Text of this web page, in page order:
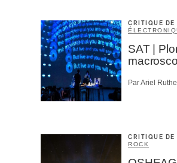
CRITIQUE DE
SAT |
Par Ariel
CRITIQUE DE
ROCK